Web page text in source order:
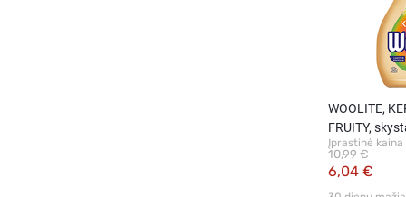
WOOLITE,
FRUITY,
drabužių
1,8L.
Įprastinė kaina
6,04 €
10,99 €